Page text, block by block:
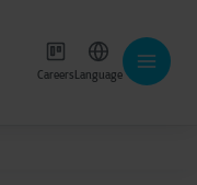
CareersLanguage